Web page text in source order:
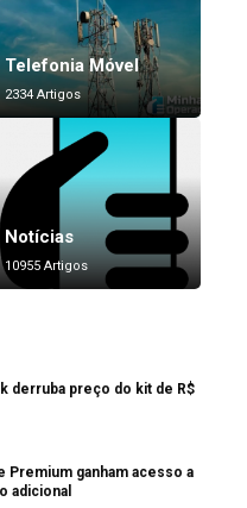
Telefonia Móvel
2334 Artigos
Notícias
10955 Artigos
derruba preço do kit de R$
Premium ganham acesso a
adicional